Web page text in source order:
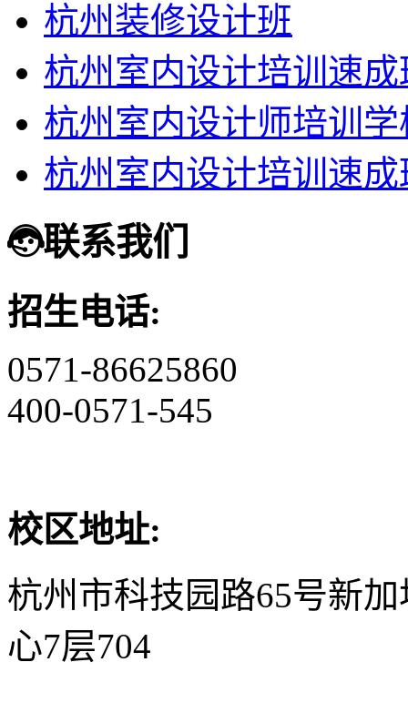
杭州装修设计班
杭州室内设计培训速成
杭州室内设计师培训
杭州室内设计培训速成
联系我们
招生电话:
0571-86625860
400-0571-545
校区地址:
杭州市科技园路65号新
心7层704